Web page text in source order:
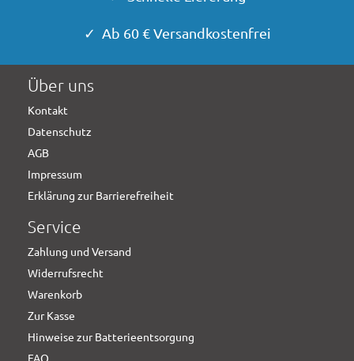
✓ Ab 60 € Versandkostenfrei
Über uns
Kontakt
Datenschutz
AGB
Impressum
Erklärung zur Barrierefreiheit
Service
Zahlung und Versand
Widerrufsrecht
Warenkorb
Zur Kasse
Hinweise zur Batterieentsorgung
FAQ